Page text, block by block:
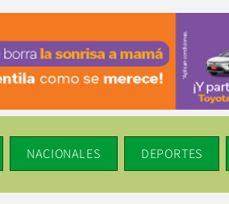
NACIONALES DEPORTES